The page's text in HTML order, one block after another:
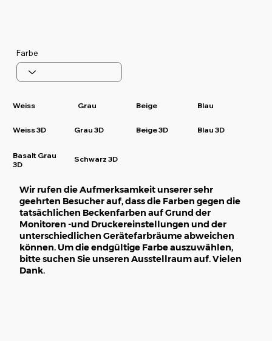
Farbe
Weiss Grau Beige Blau
Weiss 3D Grau 3D Beige 3D Blau 3D
Basalt Grau
3D
Schwarz 3D
Wir rufen die Aufmerksamkeit unserer sehr
geehrten Besucher auf, dass die Farben gegen die
tatsächlichen Beckenfarben auf Grund der
Monitoren -und Druckereinstellungen und der
unterschiedlichen Gerätefarbräume abweichen
können. Um die endgültige Farbe auszuwählen,
bitte suchen Sie unseren Ausstellraum auf. Vielen
Dank.